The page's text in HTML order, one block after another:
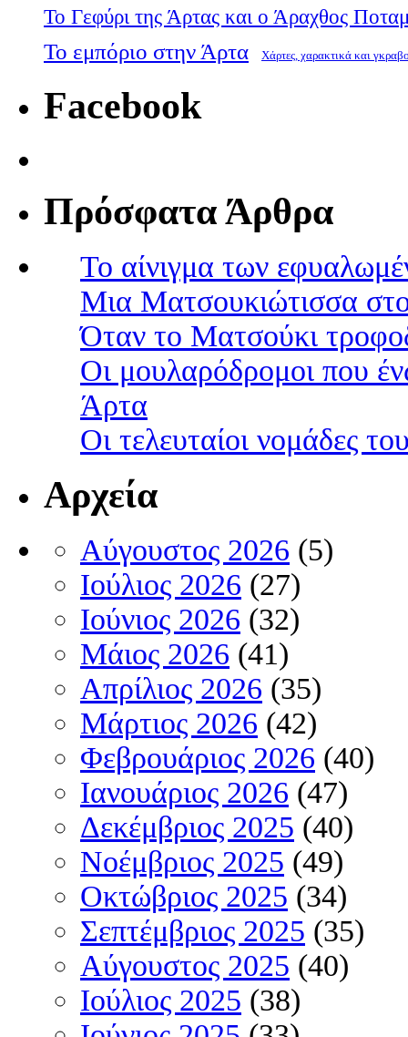
Το Γεφύρι της Άρτας και ο Άραχθος
Το εμπόριο στην Άρτα Χάρτες, χαρακτικά και
Facebook
Πρόσφατα Άρθρα
Το αίνιγμα των
Μια Ματσουκιώτισσα
Όταν το Ματσούκι
Οι μουλαρόδρομοι που
Άρτα
Οι τελευταίοι νομάδες
Αρχεία
Αύγουστος 2026 (5)
Ιούλιος 2026 (27)
Ιούνιος 2026 (32)
Μάιος 2026 (41)
Απρίλιος 2026 (35)
Μάρτιος 2026 (42)
Φεβρουάριος 2026 (40)
Ιανουάριος 2026 (47)
Δεκέμβριος 2025 (40)
Νοέμβριος 2025 (49)
Οκτώβριος 2025 (34)
Σεπτέμβριος 2025 (35)
Αύγουστος 2025 (40)
Ιούλιος 2025 (38)